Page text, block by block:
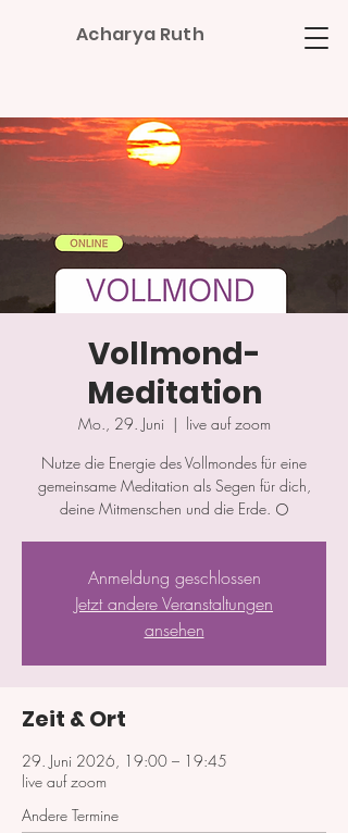
Acharya Ruth
Vollmond-
Meditation
Mo., 29. Juni
  |
live auf zoom
Nutze die Energie des Vollmondes für eine
gemeinsame Meditation als Segen für dich,
deine Mitmenschen und die Erde. 🌕
Anmeldung geschlossen
Jetzt andere Veranstaltungen
ansehen
Zeit & Ort
29. Juni 2026, 19:00 – 19:45
live auf zoom
Andere Termine